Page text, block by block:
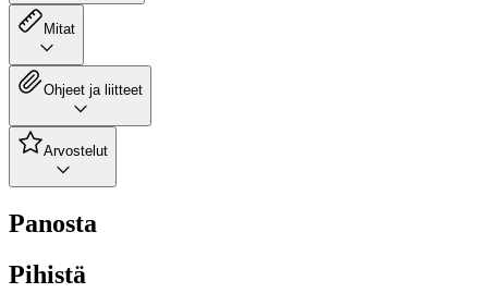
Mitat
Ohjeet ja liitteet
Arvostelut
Panosta
Pihistä